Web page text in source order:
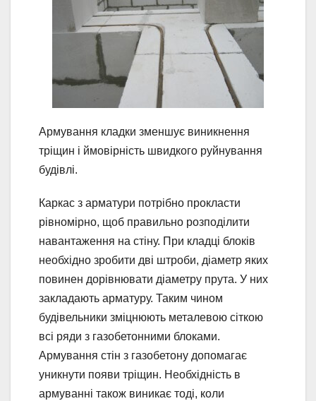
Армування кладки зменшує виникнення
тріщин і ймовірність швидкого руйнування
будівлі.
Каркас з арматури потрібно прокласти
рівномірно, щоб правильно розподілити
навантаження на стіну. При кладці блоків
необхідно зробити дві штроби, діаметр яких
повинен дорівнювати діаметру прута. У них
закладають арматуру. Таким чином
будівельники зміцнюють металевою сіткою
всі ряди з газобетонними блоками.
Армування стін з газобетону допомагає
уникнути появи тріщин. Необхідність в
армуванні також виникає тоді, коли